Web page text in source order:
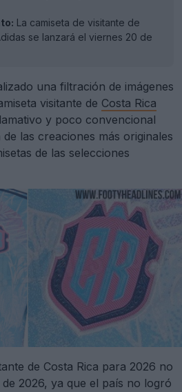
La camiseta de visitante de
se lanzará el viernes 20 de
una filtración de imágenes
visitante de Costa Rica
y poco convencional
las creaciones más originales
de las selecciones
de Costa Rica para 2026 no
2026, ya que el país no logró